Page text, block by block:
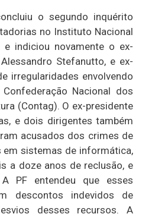
o segundo inquérito
no Instituto Nacional
e indiciou novamente o ex-
Stefanutto, e ex-
irregularidades envolvendo
Nacional dos
(Contag). O ex-presidente
e dois dirigentes também
acusados dos crimes de
sistemas de informática,
a doze anos de reclusão, e
PF entendeu que esses
descontos indevidos de
desses recursos. A